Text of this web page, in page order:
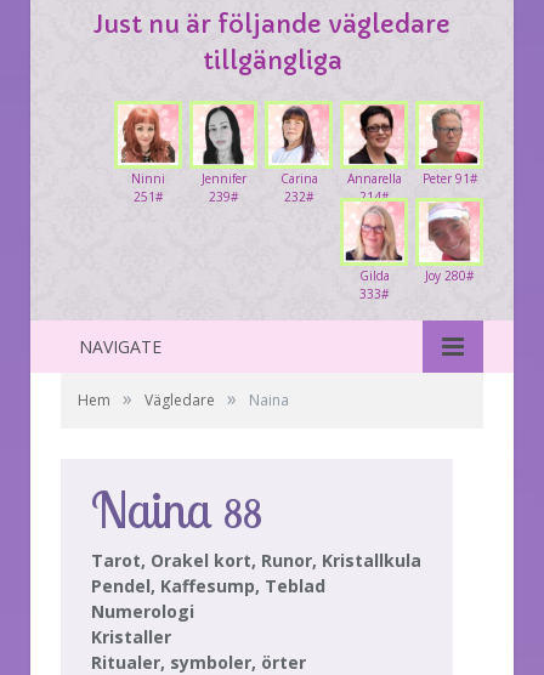
Just nu är följande vägledare
tillgängliga
Peter 91#
Annarella
214#
Carina
232#
Jennifer
239#
Ninni
251#
Joy 280#
Gilda
333#
NAVIGATE
Hem » Vägledare » Naina
Naina 88
Tarot, Orakel kort, Runor, Kristallkula
Pendel, Kaffesump, Teblad
Numerologi
Kristaller
Ritualer, symboler, örter